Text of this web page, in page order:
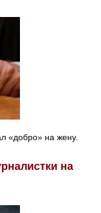
«добро» на жену.
на